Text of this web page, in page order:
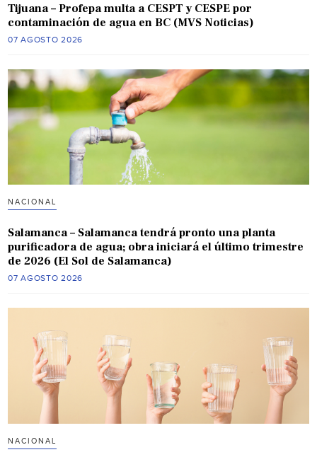
Tijuana – Profepa multa a CESPT y CESPE por
contaminación de agua en BC (MVS Noticias)
07 AGOSTO 2026
NACIONAL
Salamanca – Salamanca tendrá pronto una planta
purificadora de agua; obra iniciará el último trimestre
de 2026 (El Sol de Salamanca)
07 AGOSTO 2026
NACIONAL